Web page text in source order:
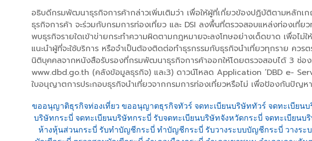
อธิบดีกรมพัฒนาธุรกิจการค้ากล่าวเพิ่มเติมว่า เพื่อให้ผู้ที่เกี่ยวข้องปฏิบัติตามหลัก
ธุรกิจการค้า จะร่วมกับกรมการท่องเที่ยว และ DSI ลงพื้นที่ตรวจสอบแหล่งท่องเที่ยว
พบธุรกิจรายใดเข้าข่ายกระทำความผิดตามกฎหมายจะลงโทษอย่างเด็ดขาด เพื่อไม่ใ
แนะนำผู้ที่จะใช้บริการ หรือจำเป็นต้องติดต่อทำธุรกรรมกับธุรกิจนำเที่ยวทุกราย ควร
นิติบุคคลจากหนังสือรับรองที่กรมพัฒนาธุรกิจการค้าออกให้โดยตรวจสอบได้ 3 ช่อ
www.dbd.go.th (คลังข้อมูลธุรกิจ) และ3) ดาวน์โหลด Application ‘DBD e-
ใบอนุญาตการประกอบธุรกิจนำเที่ยวจากกรมการท่องเที่ยวหรือไม่ เพื่อป้องกันปัญ
ขออนุญาติธุรกิจท่องเที่ยว ขออนุญาตธุรกิจทัวร์ จดทะเบียนบริษัททัวร์ จดทะเบียนบ
บริษัทกระบี่ จดทะเบียนบริษัทกระบี่ รับจดทะเบียนบริษัทจังหวัดกระบี่ จดทะเบียนบ
ห้างหุ้นส่วนกระบี่ รับทำบัญชีกระบี่ ทำบัญชีกระบี่ รับวางระบบบัญชีกระบี่ วางระ